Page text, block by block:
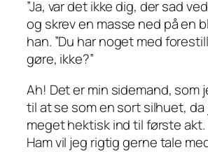
”Ja, var det ikke dig, der sad
og skrev en masse ned på en
han. ”Du har noget med
gøre, ikke?”
Ah! Det er min sidemand, som
til at se som en sort silhuet, da
meget hektisk ind til første akt.
Ham vil jeg rigtig gernetale